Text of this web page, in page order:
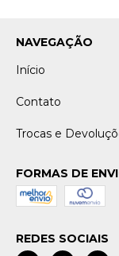
NAVEGAÇÃO
Início
Contato
Trocas e
FORMAS DE
REDES SOCIAIS